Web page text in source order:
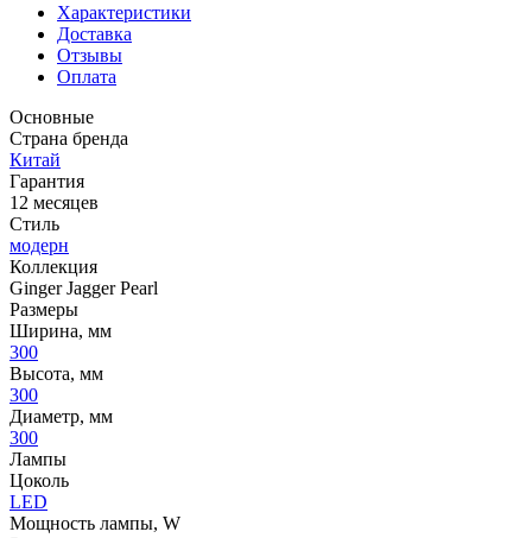
Характеристики
Доставка
Отзывы
Оплата
Основные
Страна бренда
Китай
Гарантия
12 месяцев
Стиль
модерн
Коллекция
Ginger Jagger Pearl
Размеры
Ширина, мм
300
Высота, мм
300
Диаметр, мм
300
Лампы
Цоколь
LED
Мощность лампы, W